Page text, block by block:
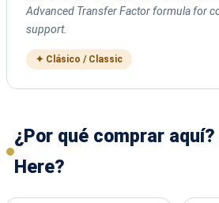
Advanced Transfer Factor formula for
support.
✦ Clásico / Classic
¿Por qué comprar
Here?